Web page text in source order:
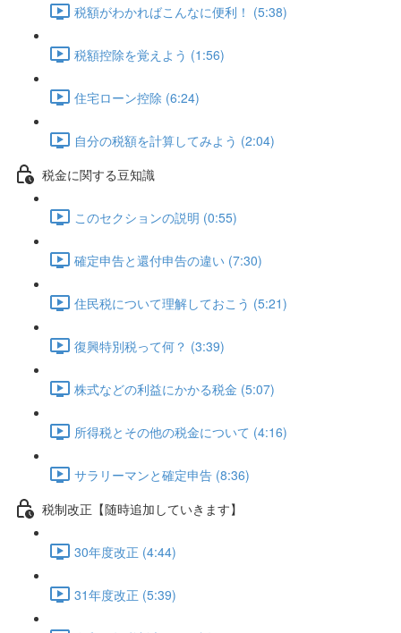
税額がわかればこんなに便利！ (5:38)
税額控除を覚えよう (1:56)
住宅ローン控除 (6:24)
自分の税額を計算してみよう (2:04)
税金に関する豆知識
このセクションの説明 (0:55)
確定申告と還付申告の違い (7:30)
住民税について理解しておこう (5:21)
復興特別税って何？ (3:39)
株式などの利益にかかる税金 (5:07)
所得税とその他の税金について (4:16)
サラリーマンと確定申告 (8:36)
税制改正【随時追加していきます】
30年度改正 (4:44)
31年度改正 (5:39)